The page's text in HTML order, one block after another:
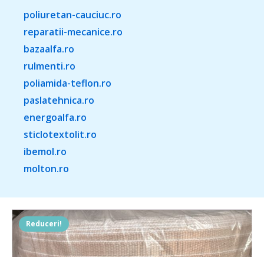
poliuretan-cauciuc.ro
reparatii-mecanice.ro
bazaalfa.ro
rulmenti.ro
poliamida-teflon.ro
paslatehnica.ro
energoalfa.ro
sticlotextolit.ro
ibemol.ro
molton.ro
Reduceri!